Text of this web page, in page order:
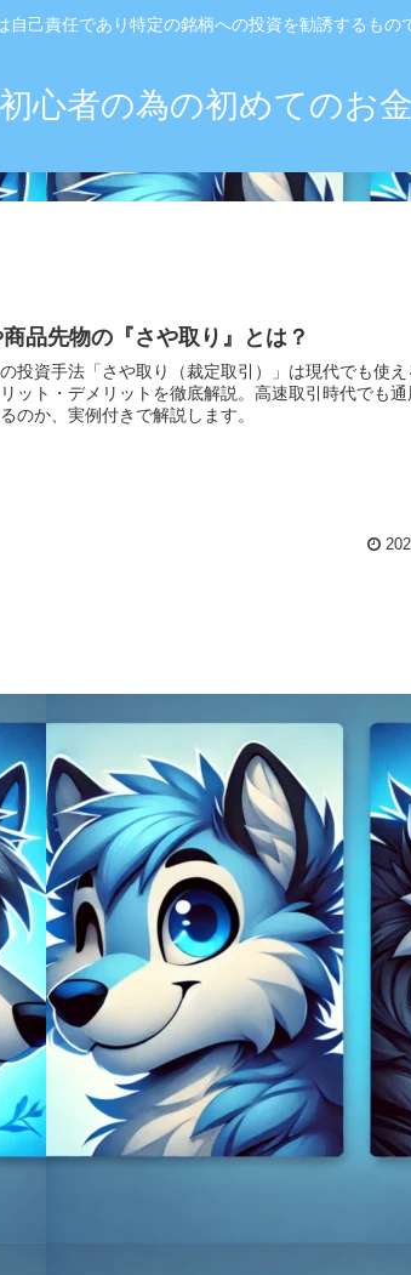
自己責任であり特定の銘柄への投資を勧誘するもの
初心者の為の初めてのお
品先物の『さや取り』とは？
投資手法「さや取り（裁定取引）」は現代でも使
ット・デメリットを徹底解説。高速取引時代でも通
のか、実例付きで解説します。